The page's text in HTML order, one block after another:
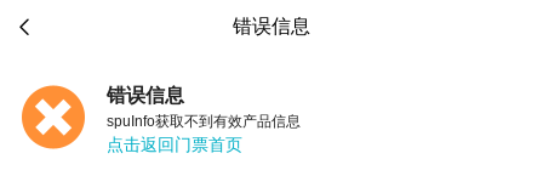
 错误信息
错误信息
spuInfo获取不到有效产品信息
点击返回门票首页